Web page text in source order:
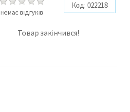
немає відгуків
Код: 022218
Товар закінчився!